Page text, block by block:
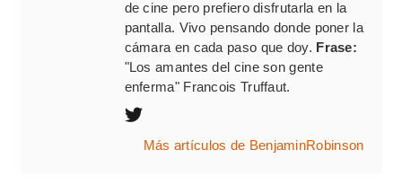
de cine pero prefiero disfrutarla en la
pantalla. Vivo pensando donde poner la
cámara en cada paso que doy. Frase:
"Los amantes del cine son gente
enferma" Francois Truffaut.
Más artículos de BenjaminRobinson